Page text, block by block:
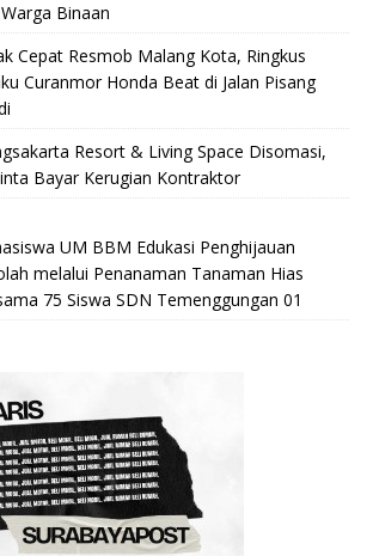
Binaan
Cepat Resmob Malang Kota, Ringkus
Curanmor Honda Beat di Jalan Pisang
Resort & Living Space Disomasi,
Bayar Kerugian Kontraktor
UM BBM Edukasi Penghijauan
melalui Penanaman Tanaman Hias
75 Siswa SDN Temenggungan 01